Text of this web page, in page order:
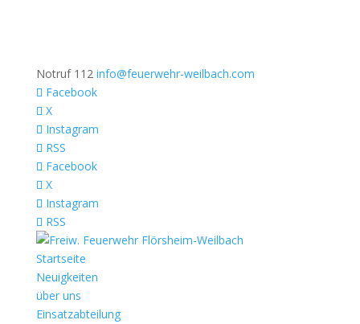
Notruf 112 info@feuerwehr-weilbach.com
Facebook
X
Instagram
RSS
Facebook
X
Instagram
RSS
Startseite
Neuigkeiten
über uns
Einsatzabteilung